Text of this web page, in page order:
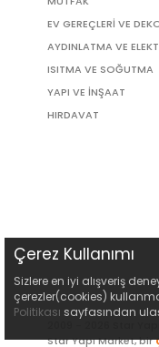
EV GEREÇLERİ VE
AYDINLATMA VE
ISITMA VE SOĞUTMA
YAPI VE İNŞAAT
HIRDAVAT
Star Yapı Market, bir
Çerez Kullanımı
Sizlere en iyi alışveriş
çerezler(cookies)
Politikası sayfasından